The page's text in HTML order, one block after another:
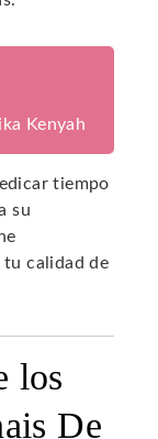
Kenyah
tiempo
su
calidad de
los
De